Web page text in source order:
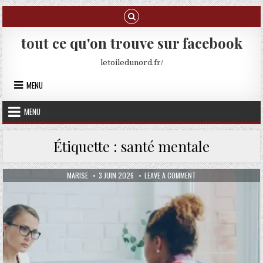
Skip to content
tout ce qu'on trouve sur facebook
letoiledunord.fr/
MENU
MENU
Étiquette : santé mentale
AUTHOR:
MARISE PUBLISHED DATE:
3 JUIN 2026 LEAVE A COMMENT ON COMPRENDRE